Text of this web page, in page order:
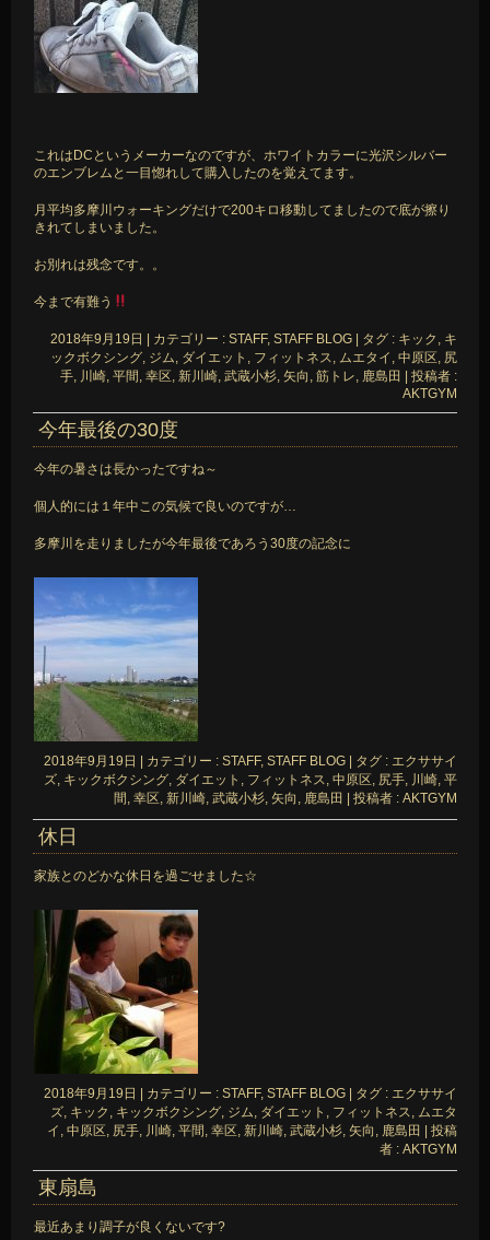
これはDCというメーカーなのですが、ホワイトカラーに光沢シルバー
のエンブレムと一目惚れして購入したのを覚えてます。
月平均多摩川ウォーキングだけで200キロ移動してましたので底が擦り
きれてしまいました。
お別れは残念です。。
今まで有難う
2018年9月19日 カテゴリー : STAFF, STAFF BLOG タグ : キック , キ
ックボクシング, ジム, ダイエット , フィットネス, ムエタイ , 中原区, 尻
手, 川崎, 平間 , 幸区, 新川崎, 武蔵小杉, 矢向 , 筋トレ, 鹿島田
投稿者 :
AKTGYM
今年最後の30度
今年の暑さは長かったですね～
個人的には１年中この気候で良いのですが…
多摩川を走りましたが今年最後であろう30度の記念に
2018年9月19日 カテゴリー : STAFF, STAFF BLOG タグ : エクササイ
ズ, キックボクシング, ダイエット , フィットネス, 中原区, 尻手, 川崎, 平
間 , 幸区, 新川崎, 武蔵小杉, 矢向 , 鹿島田 投稿者 : AKTGYM
休日
家族とのどかな休日を過ごせました☆
2018年9月19日 カテゴリー : STAFF, STAFF BLOG タグ : エクササイ
ズ, キック , キックボクシング, ジム, ダイエット , フィットネス, ムエタ
イ , 中原区, 尻手, 川崎, 平間 , 幸区, 新川崎, 武蔵小杉, 矢向 , 鹿島田
投稿
者 : AKTGYM
東扇島
最近あまり調子が良くないです?